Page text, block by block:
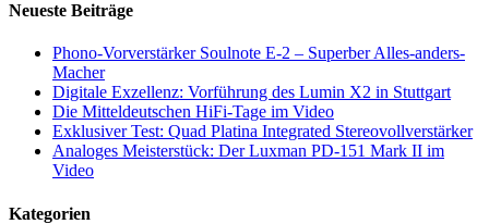
Neueste Beiträge
Phono-Vorverstärker Soulnote E-2 – Superber Alles-anders-
Macher
Digitale Exzellenz: Vorführung des Lumin X2 in Stuttgart
Die Mitteldeutschen HiFi-Tage im Video
Exklusiver Test: Quad Platina Integrated Stereovollverstärker
Analoges Meisterstück: Der Luxman PD-151 Mark II im
Video
Kategorien